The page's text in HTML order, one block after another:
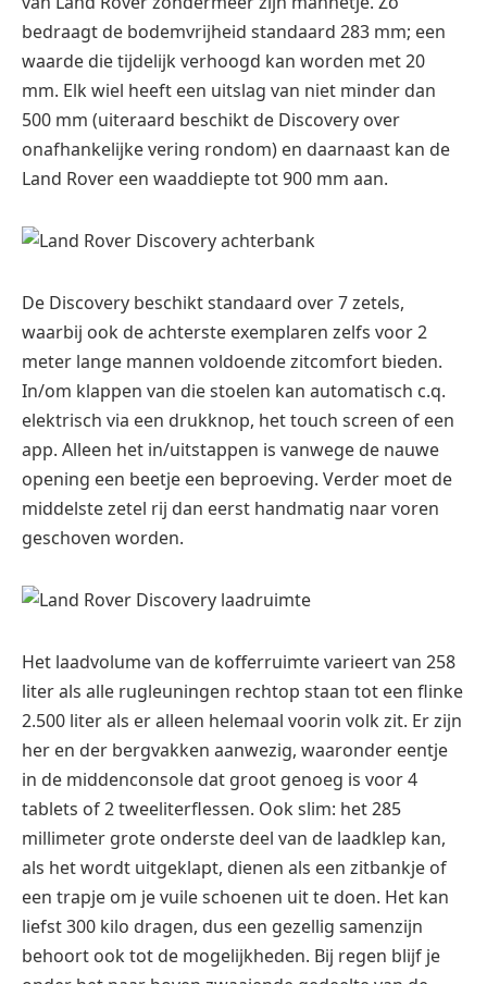
bedraagt de bodemvrijheid standaard 283 mm; een
waarde die tijdelijk verhoogd kan worden met 20
mm. Elk wiel heeft een uitslag van niet minder dan
500 mm (uiteraard beschikt de Discovery over
onafhankelijke vering rondom) en daarnaast kan de
Land Rover een waaddiepte tot 900 mm aan.
De Discovery beschikt standaard over 7 zetels,
waarbij ook de achterste exemplaren zelfs voor 2
meter lange mannen voldoende zitcomfort bieden.
In/om klappen van die stoelen kan automatisch c.q.
elektrisch via een drukknop, het touch screen of een
app. Alleen het in/uitstappen is vanwege de nauwe
opening een beetje een beproeving. Verder moet de
middelste zetel rij dan eerst handmatig naar voren
geschoven worden.
Het laadvolume van de kofferruimte varieert van 258
liter als alle rugleuningen rechtop staan tot een flinke
2.500 liter als er alleen helemaal voorin volk zit. Er zijn
her en der bergvakken aanwezig, waaronder eentje
in de middenconsole dat groot genoeg is voor 4
tablets of 2 tweeliterflessen. Ook slim: het 285
millimeter grote onderste deel van de laadklep kan,
als het wordt uitgeklapt, dienen als een zitbankje of
een trapje om je vuile schoenen uit te doen. Het kan
liefst 300 kilo dragen, dus een gezellig samenzijn
behoort ook tot de mogelijkheden. Bij regen blijf je